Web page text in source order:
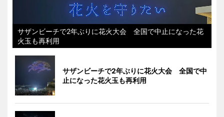
サザンビーチで2年ぶりに花火大会 全国で中止になった花
火玉も再利用
サザンビーチで2年ぶりに花火大会 全国で中
止になった花火玉も再利用